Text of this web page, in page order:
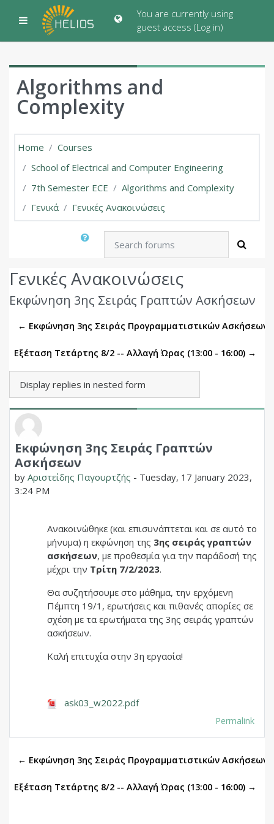
Skip to main content
Side panel
You are currently using
guest access (Log in)
Algorithms and
Complexity
Home
Courses
School of Electrical and Computer Engineering
7th Semester ECE
Algorithms and Complexity
Γενικά
Γενικές Ανακοινώσεις
Γενικές Ανακοινώσεις
Εκφώνηση 3ης Σειράς Γραπτών Ασκήσεων
← Εκφώνηση 3ης Σειράς Προγραμματιστικών Ασκήσεων
Εξέταση Τετάρτης 8/2 -- Αλλαγή Ώρας (13:00 - 16:00) →
Display mode
Εκφώνηση 3ης Σειράς Γραπτών
Ασκήσεων
by Αριστείδης Παγουρτζής - Tuesday, 17 January 2023,
3:24 PM
Number of replies: 0
Ανακοινώθηκε (και επισυνάπτεται και σε αυτό το
μήνυμα) η εκφώνηση της 3ης σειράς γραπτών
ασκήσεων, με προθεσμία για την παράδοσή της
μέχρι την Τρίτη 7/2/2023.
Θα συζητήσουμε στο μάθημα, την ερχόμενη
Πέμπτη 19/1, ερωτήσεις και πιθανές απορίες σε
σχέση με τα ερωτήματα της 3ης σειράς γραπτών
ασκήσεων.
Καλή επιτυχία στην 3η εργασία!
ask03_w2022.pdf
Permalink
← Εκφώνηση 3ης Σειράς Προγραμματιστικών Ασκήσεων
Εξέταση Τετάρτης 8/2 -- Αλλαγή Ώρας (13:00 - 16:00) →